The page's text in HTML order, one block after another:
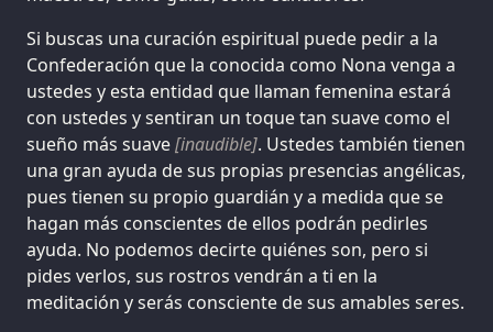
Si buscas una curación espiritual puede pedir a la
Confederación que la conocida como Nona venga a
ustedes y esta entidad que llaman femenina estará
con ustedes y sentiran un toque tan suave como el
sueño más suave[inaudible]. Ustedes también tienen
una gran ayuda de sus propias presencias angélicas,
pues tienen su propio guardián y a medida que se
hagan más conscientes de ellos podrán pedirles
ayuda. No podemos decirte quiénes son, pero si
pides verlos, sus rostros vendrán a ti en la
meditación y serás consciente de sus amables seres.